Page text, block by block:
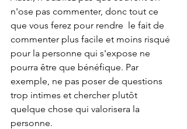
n'ose pas commenter, donc tout ce
que vous ferez pour rendre  le fait de
commenter plus facile et moins risqué
pour la personne qui s'expose ne
pourra être que bénéfique. Par
exemple, ne pas poser de questions
trop intimes et chercher plutôt
quelque chose qui valorisera la
personne.